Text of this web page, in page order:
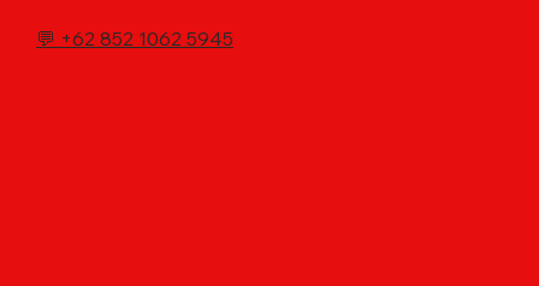
💬 +62 852 1062 5945